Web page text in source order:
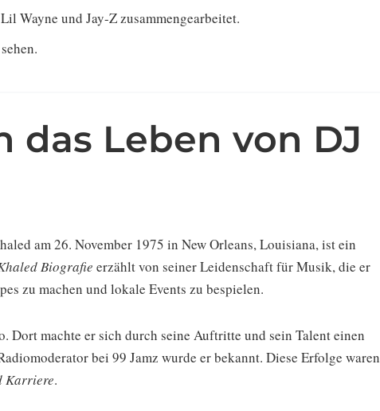
Wayne und Jay-Z zusammengearbeitet.
das Leben von DJ
am 26. November 1975 in New Orleans, Louisiana, ist ein
Biografie erzählt von seiner Leidenschaft für Musik, die er
zu machen und lokale Events zu bespielen.
Dort machte er sich durch seine Auftritte und sein Talent einen
bei 99 Jamz wurde er bekannt. Diese Erfolge waren
Karriere.